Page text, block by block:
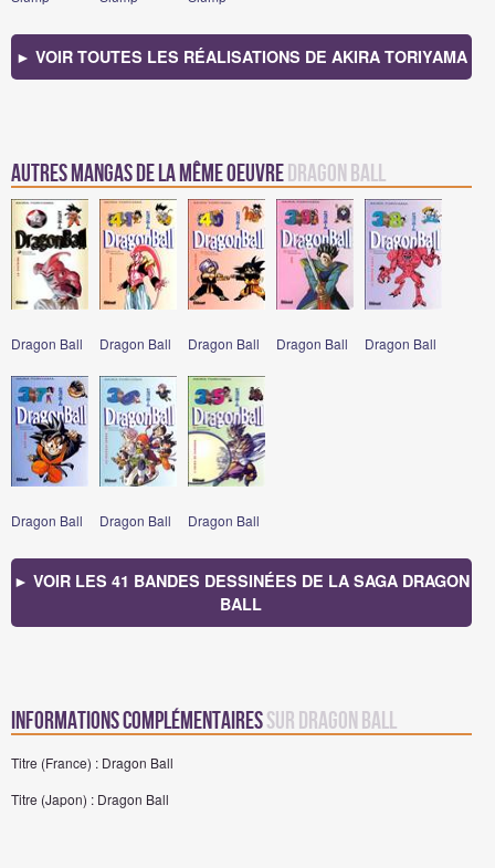
► VOIR TOUTES LES RÉALISATIONS DE AKIRA TORIYAMA
Autres mangas de la même oeuvreDragon Ball
Dragon Ball Dragon Ball Dragon Ball Dragon Ball Dragon Ball
Dragon Ball Dragon Ball Dragon Ball
► VOIR LES 41 BANDES DESSINÉES DE LA SAGA DRAGON
BALL
Informations complémentairessur Dragon Ball
Titre (France) : Dragon Ball
Titre (Japon) : Dragon Ball